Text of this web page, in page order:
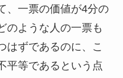
、一票の価値が4分の
のような人の一票も
はずであるのに、こ
平等であるという点